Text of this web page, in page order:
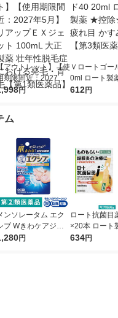
アウトレット】【使
期限間近：2027年5
】リアップＥＸジェ
毛・育毛【第1類医
円
Ｖロートゴー
0ml ロート製
除★ 目薬 疲
612円
ム
ンソレータム エク
ブ Wきわケアジェ
15g ロート製薬 ★
円
ロート抗菌目
×20本 ロート
薬 ものもらい
634円